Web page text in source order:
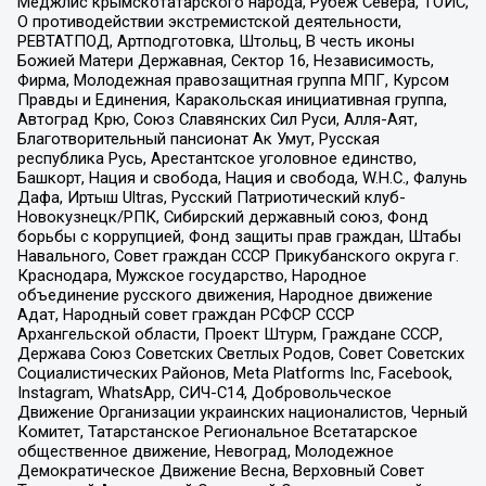
О противодействии экстремистской деятельности,
РЕВТАТПОД, Артподготовка, Штольц, В честь иконы
Божией Матери Державная, Сектор 16, Независимость,
Фирма, Молодежная правозащитная группа МПГ, Курсом
Правды и Единения, Каракольская инициативная группа,
Автоград Крю, Союз Славянских Сил Руси, Алля-Аят,
Благотворительный пансионат Ак Умут, Русская
республика Русь, Арестантское уголовное единство,
Башкорт, Нация и свобода, Нация и свобода, W.H.С., Фалунь
Дафа, Иртыш Ultras, Русский Патриотический клуб-
Новокузнецк/РПК, Сибирский державный союз, Фонд
борьбы с коррупцией, Фонд защиты прав граждан, Штабы
Навального, Совет граждан СССР Прикубанского округа г.
Краснодара, Мужское государство, Народное
объединение русского движения, Народное движение
Адат, Народный совет граждан РСФСР СССР
Архангельской области, Проект Штурм, Граждане СССР,
Держава Союз Советских Светлых Родов, Совет Советских
Социалистических Районов, Meta Platforms Inc, Facebook,
Instagram, WhatsApp, СИЧ-С14, Добровольческое
Движение Организации украинских националистов, Черный
Комитет, Татарстанское Региональное Всетатарское
общественное движение, Невоград, Молодежное
Демократическое Движение Весна, Верховный Совет